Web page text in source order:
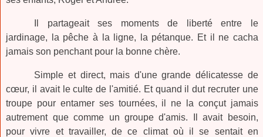
Il partageait ses moments de liberté entre le
jardinage, la pêche à la ligne, la pétanque. Et il ne cacha
jamais son penchant pour la bonne chère.
Simple et direct, mais d'une grande délicatesse de
cœur, il avait le culte de l'amitié. Et quand il dut recruter une
troupe pour entamer ses tournées, il ne la conçut jamais
autrement que comme un groupe d'amis. Il avait besoin,
pour vivre et travailler, de ce climat où il se sentait en